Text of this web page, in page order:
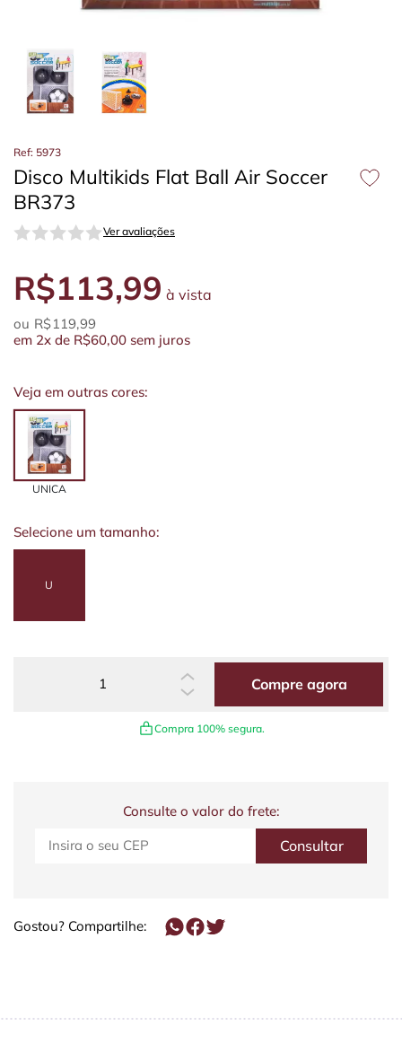
Ref: 5973
Disco Multikids Flat Ball Air Soccer
BR373
Ver avaliações
R$113,99 à vista
R$119,99
em 2x de R$60,00 sem juros
Veja em outras cores:
UNICA
Selecione um tamanho:
U
Compre agora
Compra 100% segura.
Consulte o valor do frete:
Gostou? Compartilhe: